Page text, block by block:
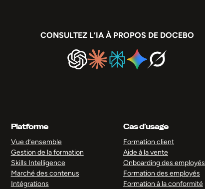
CONSULTEZ L’IA À PROPOS DE DOCEBO
Platforme
Vue d’ensemble
Gestion de la formation
Skills Intelligence
Marché des contenus
Intégrations
Cas d’usage
Formation client
Aide à la vente
Onboarding des employés
Formation des employés
Formation à la conformité